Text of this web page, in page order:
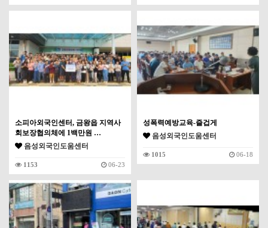
소피아외국인센터, 금왕읍 지역사
회보장협의체에 1백만원 …
음성외국인도움센터
1153 06-23
성폭력예방교육-즐겁게
음성외국인도움센터
1015 06-18